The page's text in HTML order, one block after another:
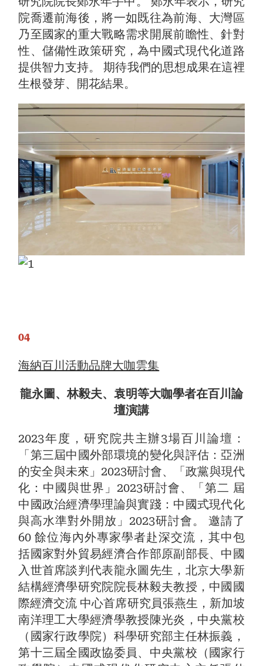
院喬遷前海後，將一如既往為前海、大灣區
乃至國家的重大戰略需求開展前瞻性、針對
性、儲備性政策研究，為中國式現代化道路
提供智力支持。 期待我們的思想成果在這裡
生根發芽、開花結果。
04
海納百川活動品牌大咖雲集
龍永圖、林毅夫、袁明等大咖學者在百川論
壇演講
2023年度，研究院共主辦3場百川論壇：
「第三屆中國外部環境的變化與評估：亞洲
的安全與未來」2023研討會、「政黨與現代
化：中國與世界」2023研討會、「第二 屆
中國政治經濟學理論與實踐：中國式現代化
與高水準對外開放」2023研討會。 邀請了
60 餘位海內外專家學者赴深交流，其中包
括國家對外貿易經濟合作部原副部長、中國
入世首席談判代表龍永圖先生，北京大學新
結構經濟學研究院院長林毅夫教授，中國國
際經濟交流 中心首席研究員張燕生，新加坡
南洋理工大學經濟學教授陳光炎，中央黨校
（國家行政學院）科學研究部主任林振義，
第十三屆全國政協委員、中央黨校（國家行